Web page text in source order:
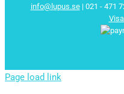
info@lupus.se| 021 - 471
Page load link